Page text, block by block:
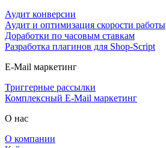
Аудит конверсии
Аудит и оптимизация скорости работы
Доработки по часовым ставкам
Разработка плагинов для Shop-Script
E-Mail маркетинг
Триггерные рассылки
Комплексный E-Mail маркетинг
О нас
О компании